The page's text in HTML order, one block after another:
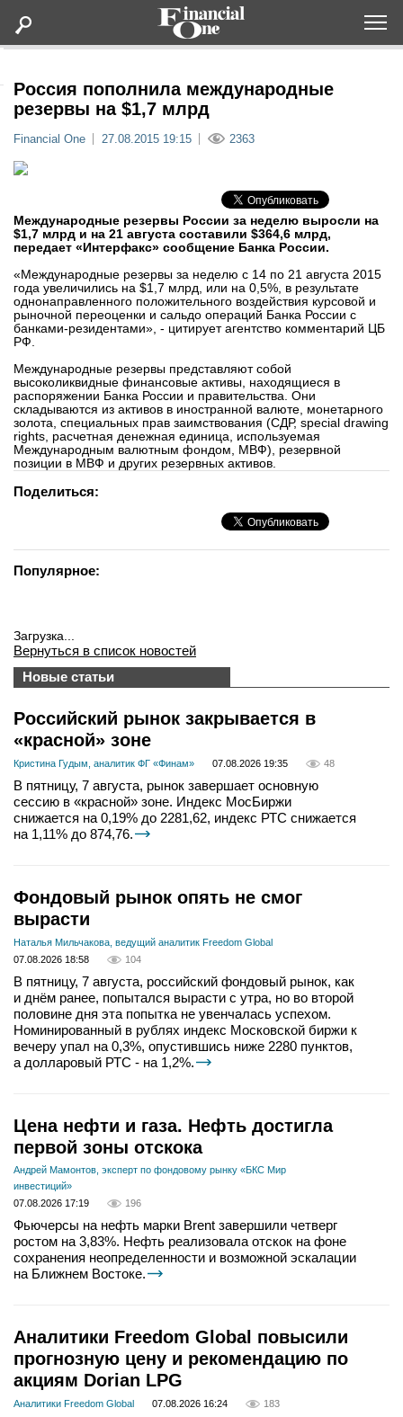
Статьи
Lifestyle
Мероприятия
Новости
Интервью
вконтакте
телеграм
Россия пополнила международные
резервы на $1,7 млрд
Financial One 27.08.2015 19:15 2363
Международные резервы России за неделю выросли на
$1,7 млрд и на 21 августа составили $364,6 млрд,
передает «Интерфакс» сообщение Банка России.
«Международные резервы за неделю с 14 по 21 августа 2015
года увеличились на $1,7 млрд, или на 0,5%, в результате
однонаправленного положительного воздействия курсовой и
рыночной переоценки и сальдо операций Банка России с
банками-резидентами», - цитирует агентство комментарий ЦБ
РФ.
Международные резервы представляют собой
высоколиквидные финансовые активы, находящиеся в
распоряжении Банка России и правительства. Они
складываются из активов в иностранной валюте, монетарного
золота, специальных прав заимствования (СДР, special drawing
rights, расчетная денежная единица, используемая
Международным валютным фондом, МВФ), резервной
позиции в МВФ и других резервных активов.
Поделиться:
Популярное:
Загрузка...
Вернуться в список новостей
Новые статьи
Российский рынок закрывается в
«красной» зоне
Кристина Гудым, аналитик ФГ «Финам» 07.08.2026 19:35 48
В пятницу, 7 августа, рынок завершает основную
сессию в «красной» зоне. Индекс МосБиржи
снижается на 0,19% до 2281,62, индекс РТС снижается
на 1,11% до 874,76.
Фондовый рынок опять не смог
вырасти
Наталья Мильчакова, ведущий аналитик Freedom Global
07.08.2026 18:58
104
В пятницу, 7 августа, российский фондовый рынок, как
и днём ранее, попытался вырасти с утра, но во второй
половине дня эта попытка не увенчалась успехом.
Номинированный в рублях индекс Московской биржи к
вечеру упал на 0,3%, опустившись ниже 2280 пунктов,
а долларовый РТС - на 1,2%.
Цена нефти и газа. Нефть достигла
первой зоны отскока
Андрей Мамонтов, эксперт по фондовому рынку «БКС Мир
инвестиций»
07.08.2026 17:19
196
Фьючерсы на нефть марки Brent завершили четверг
ростом на 3,83%. Нефть реализовала отскок на фоне
сохранения неопределенности и возможной эскалации
на Ближнем Востоке.
Аналитики Freedom Global повысили
прогнозную цену и рекомендацию по
акциям Dorian LPG
Аналитики Freedom Global 07.08.2026 16:24 183